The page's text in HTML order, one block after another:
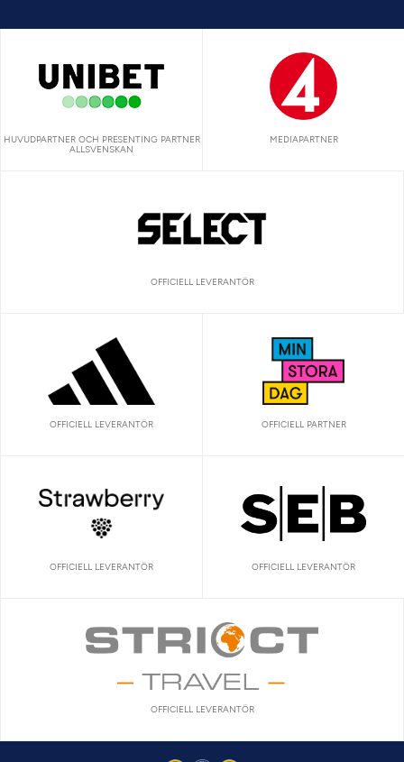
HUVUDPARTNER OCH PRESENTING PARTNER
ALLSVENSKAN
MEDIAPARTNER
OFFICIELL LEVERANTÖR
OFFICIELL LEVERANTÖR OFFICIELL PARTNER
OFFICIELL LEVERANTÖR OFFICIELL LEVERANTÖR
OFFICIELL LEVERANTÖR